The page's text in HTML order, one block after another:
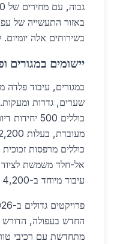
בשירותים אלה
יישומים במגורים
במגורים, עיבוד
שערים, גדרות
כוללים 500
כוללים מרפסות
אל-חלד משמשת לציוד
עיבוד מיוחד ב-4,200 ש"ח לטון.
מתחדשת עם רכיבי